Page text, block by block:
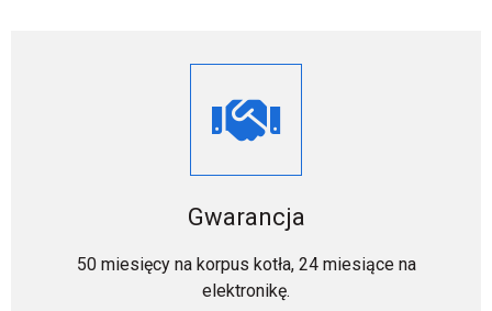
Gwarancja
50 miesięcy na korpus kotła, 24 miesiące na
elektronikę.